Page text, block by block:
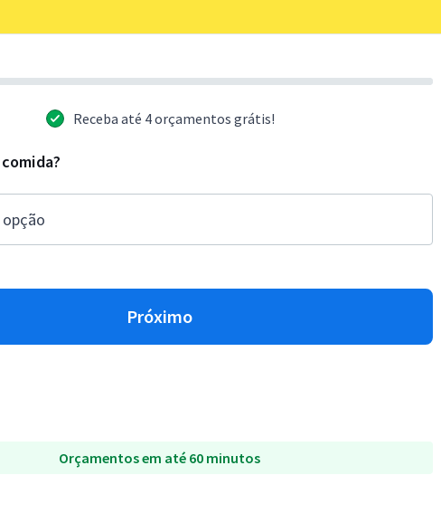
Receba até 4 orçamentos grátis!
Próximo
Orçamentos em até 60 minutos